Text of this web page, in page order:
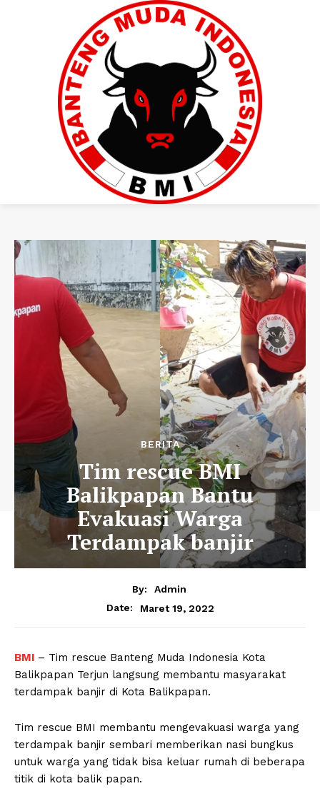
BERITA
Tim rescue BMI
Balikpapan Bantu
Evakuasi Warga
Terdampak banjir
By:
Admin
Date:
Maret 19, 2022
BMI – Tim rescue Banteng Muda Indonesia Kota
Balikpapan Terjun langsung membantu masyarakat
terdampak banjir di Kota Balikpapan.
Tim rescue BMI membantu mengevakuasi warga yang
terdampak banjir sembari memberikan nasi bungkus
untuk warga yang tidak bisa keluar rumah di beberapa
titik di kota balik papan.